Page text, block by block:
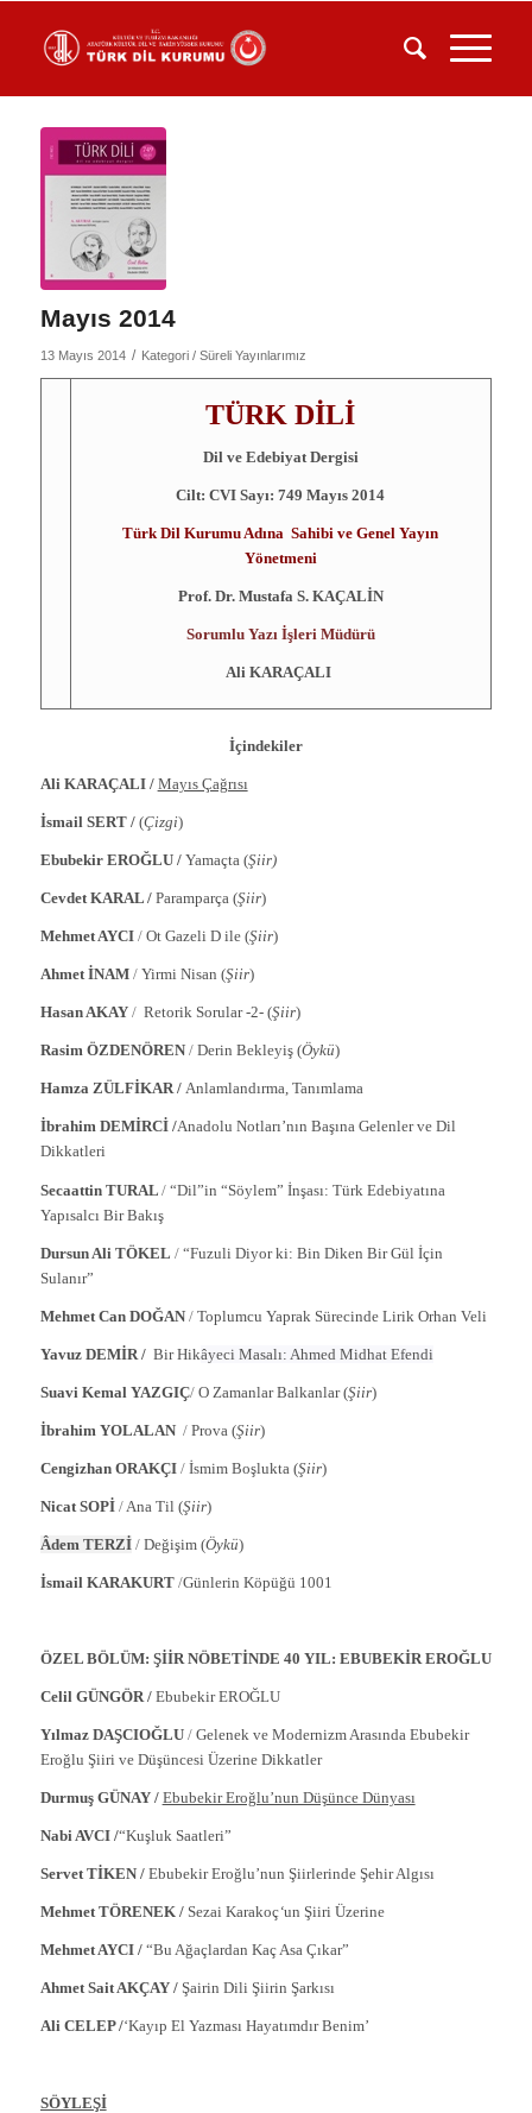
Mayıs 2014
13 Mayıs 2014 / Kategori / Süreli Yayınlarımız
TÜRK DİLİ
Dil ve Edebiyat Dergisi
Cilt: CVI Sayı: 749 Mayıs 2014
Türk Dil Kurumu Adına Sahibi ve Genel Yayın
Yönetmeni
Prof. Dr. Mustafa S. KAÇALİN
Sorumlu Yazı İşleri Müdürü
Ali KARAÇALI
İçindekiler
Ali KARAÇALI / Mayıs Çağrısı
İsmail SERT /(Çizgi)
Ebubekir EROĞLU / Yamaçta (Şiir)
Cevdet KARAL / Paramparça (Şiir)
Mehmet AYCI/ Ot Gazeli D ile (Şiir)
Ahmet İNAM / Yirmi Nisan (Şiir)
Hasan AKAY / Retorik Sorular -2- (Şiir)
Rasim ÖZDENÖREN / Derin Bekleyiş (Öykü)
Hamza ZÜLFİKAR / Anlamlandırma, Tanımlama
İbrahim DEMİRCİ /Anadolu Notları’nın Başına Gelenler ve Dil
Dikkatleri
Secaattin TURAL / “Dil”in “Söylem” İnşası: Türk Edebiyatına
Yapısalcı Bir Bakış
Dursun Ali TÖKEL / “Fuzuli Diyor ki: Bin Diken Bir Gül İçin
Sulanır”
Mehmet Can DOĞAN / Toplumcu Yaprak Sürecinde Lirik Orhan Veli
Yavuz DEMİR / Bir Hikâyeci Masalı: Ahmed Midhat Efendi
Suavi Kemal YAZGIÇ/ O Zamanlar Balkanlar (Şiir)
İbrahim YOLALAN / Prova (Şiir)
Cengizhan ORAKÇI / İsmim Boşlukta (Şiir)
Nicat SOPİ / Ana Til (Şiir)
Âdem TERZİ /Değişim (Öykü)
İsmail KARAKURT /Günlerin Köpüğü 1001
ÖZEL BÖLÜM: ŞİİR NÖBETİNDE 40 YIL: EBUBEKİR EROĞLU
Celil GÜNGÖR / Ebubekir EROĞLU
Yılmaz DAŞCIOĞLU/ Gelenek ve Modernizm Arasında Ebubekir
Eroğlu Şiiri ve Düşüncesi Üzerine Dikkatler
Durmuş GÜNAY / Ebubekir Eroğlu’nun Düşünce Dünyası
Nabi AVCI /“Kuşluk Saatleri”
Servet TİKEN / Ebubekir Eroğlu’nun Şiirlerinde Şehir Algısı
Mehmet TÖRENEK / Sezai Karakoç‘un Şiiri Üzerine
Mehmet AYCI / “Bu Ağaçlardan Kaç Asa Çıkar”
Ahmet Sait AKÇAY / Şairin Dili Şiirin Şarkısı
Ali CELEP /‘Kayıp El Yazması Hayatımdır Benim’
SÖYLEŞİ